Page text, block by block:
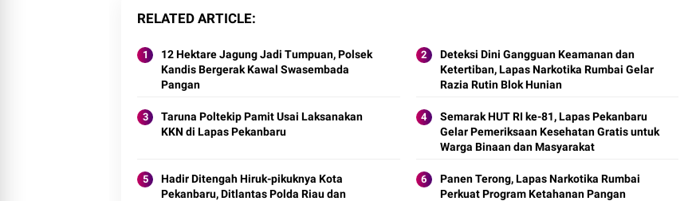
RELATED ARTICLE
12 Hektare Jagung Jadi Tumpuan, Polsek
Kandis Bergerak Kawal Swasembada
Pangan
Deteksi Dini Gangguan Keamanan dan
Ketertiban, Lapas Narkotika Rumbai Gelar
Razia Rutin Blok Hunian
Taruna Poltekip Pamit Usai Laksanakan
KKN di Lapas Pekanbaru
Semarak HUT RI ke-81, Lapas Pekanbaru
Gelar Pemeriksaan Kesehatan Gratis untuk
Warga Binaan dan Masyarakat
Hadir Ditengah Hiruk-pikuknya Kota
Pekanbaru, Ditlantas Polda Riau dan
Panen Terong, Lapas Narkotika Rumbai
Perkuat Program Ketahanan Pangan